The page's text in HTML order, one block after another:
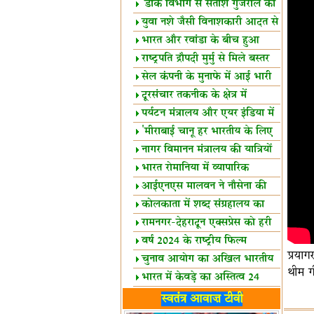
थीम
शैक्षिक सत्र शुरू
'डाक विभाग से सतीश गुजराल का
रिश्ता गहरा'
युवा नशे जैसी विनाशकारी आदत से
दूर रहें-मोदी
भारत और रवांडा के बीच हुआ
व्यापार विस्तार
राष्ट्रपति द्रौपदी मुर्मु से मिले बस्तर
के प्रतिनिधि
सेल कंपनी के मुनाफे में आई भारी
उछाल!
दूरसंचार तकनीक के क्षेत्र में
उत्कृष्टता पुरस्कार
पर्यटन मंत्रालय और एयर इंडिया में
समझौता
'मीराबाई चानू हर भारतीय के लिए
प्रेरणा'
नागर विमानन मंत्रालय की यात्रियों
को सलाह
भारत रोमानिया में व्यापारिक
साझेदारियां
आईएनएस मालवन ने नौसेना की
ताकत बढ़ाई
कोलकाता में शब्द संग्रहालय का
उद्घाटन
रामनगर-देहरादून एक्सप्रेस को हरी
झंडीवर्ष 2024 के राष्ट्रीय फिल्म
पुरस्कारों की घोषणा
चुनाव आयोग का अखिल भारतीय
मीडिया सम्मेलन
भारत में केवड़े का अस्तित्‍व 24
लाख वर्ष!
लखनऊ में 'एक राष्ट्र एक चुनाव'
स्वतंत्र आवाज़ टीवी